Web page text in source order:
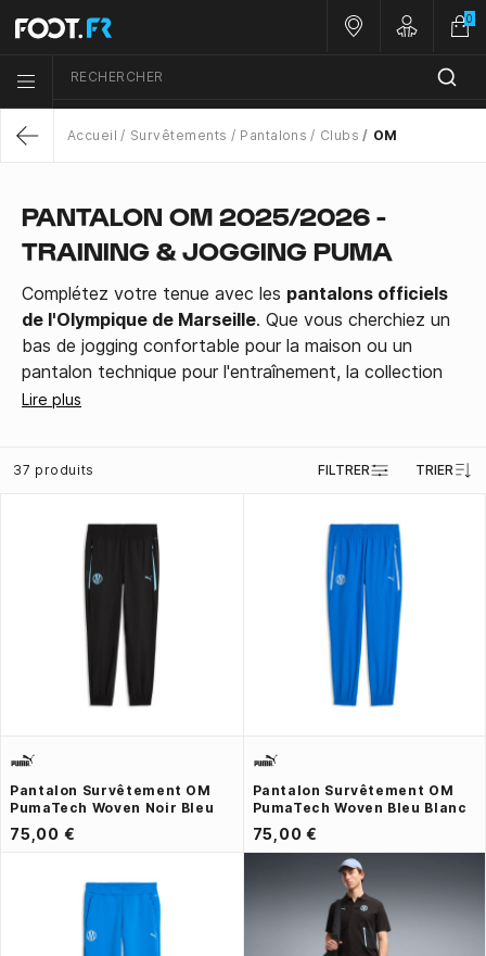
Menu list icon
RECHERCHER
Nos magasins
Customer
0
Accueil Survêtements Pantalons Clubs OM
PANTALON OM 2025/2026 -
TRAINING & JOGGING PUMA
Complétez votre tenue avec les pantalons officiels
de l'Olympique de Marseille. Que vous cherchiez un
bas de jogging confortable pour la maison ou un
pantalon technique pour l'entraînement, la collection
Puma 2025/2026 répond à tous les besoins.
Les Maillots officiels
Lire plus
37 produits FILTRER TRIER
Pantalon Survêtement OM
PumaTech Woven Noir Bleu
75,00 €
Pantalon Survêtement OM
PumaTech Woven Bleu Blanc
75,00 €